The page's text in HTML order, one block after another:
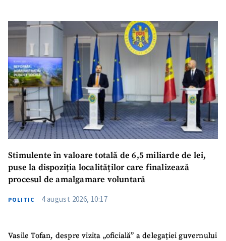
Stimulente în valoare totală de 6,5 miliarde de lei,
puse la dispoziția localităților care finalizează
procesul de amalgamare voluntară
POLITIC 4 august 2026, 10:17
Vasile Tofan, despre vizita „oficială” a delegației guvernului